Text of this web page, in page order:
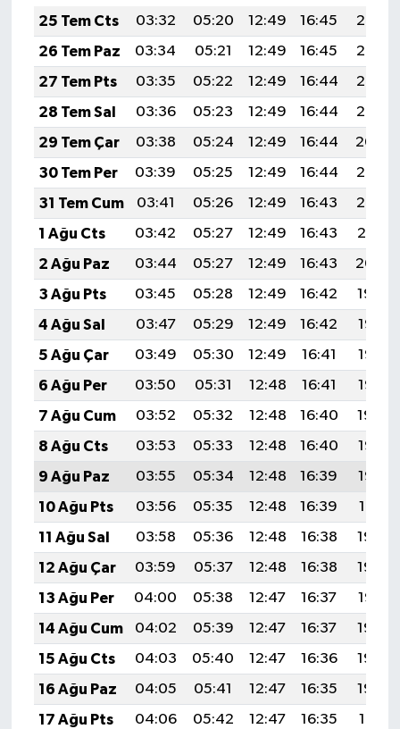
25 Tem Cts
03:32 05:20 12:49 16:45
20:08
26 Tem Paz
03:34 05:21 12:49 16:45
20:07
27 Tem Pts
03:35 05:22 12:49 16:44
20:06
28 Tem Sal
03:36 05:23 12:49 16:44
20:05
29 Tem Çar
03:38 05:24 12:49 16:44
20:04
30 Tem Per
03:39 05:25 12:49 16:44
20:03
31 Tem Cum
03:41 05:26 12:49 16:43
20:02
1 Ağu Cts
03:42 05:27 12:49 16:43
20:01
2 Ağu Paz
03:44 05:27 12:49 16:43
20:00
3 Ağu Pts
03:45 05:28 12:49 16:42
19:59
4 Ağu Sal
03:47 05:29 12:49 16:42
19:58
5 Ağu Çar
03:49 05:30 12:49 16:41
19:57
6 Ağu Per
03:50 05:31 12:48 16:41
19:55
7 Ağu Cum
03:52 05:32 12:48 16:40
19:54
8 Ağu Cts
03:53 05:33 12:48 16:40
19:53
9 Ağu Paz
03:55 05:34 12:48 16:39
19:52
10 Ağu Pts
03:56 05:35 12:48 16:39
19:51
11 Ağu Sal
03:58 05:36 12:48 16:38
19:49
12 Ağu Çar
03:59 05:37 12:48 16:38
19:48
13 Ağu Per
04:00 05:38 12:47 16:37
19:47
14 Ağu Cum
04:02 05:39 12:47 16:37
19:45
15 Ağu Cts
04:03 05:40 12:47 16:36
19:44
16 Ağu Paz
04:05 05:41 12:47 16:35
19:42
17 Ağu Pts
04:06 05:42 12:47 16:35
19:41